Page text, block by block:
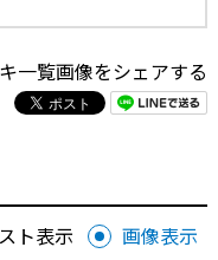
一覧画像をシェアする
ト表示 画像表示